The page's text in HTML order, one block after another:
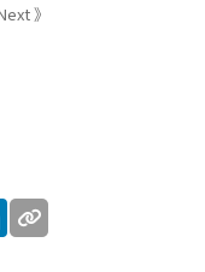
》
LinkedIn